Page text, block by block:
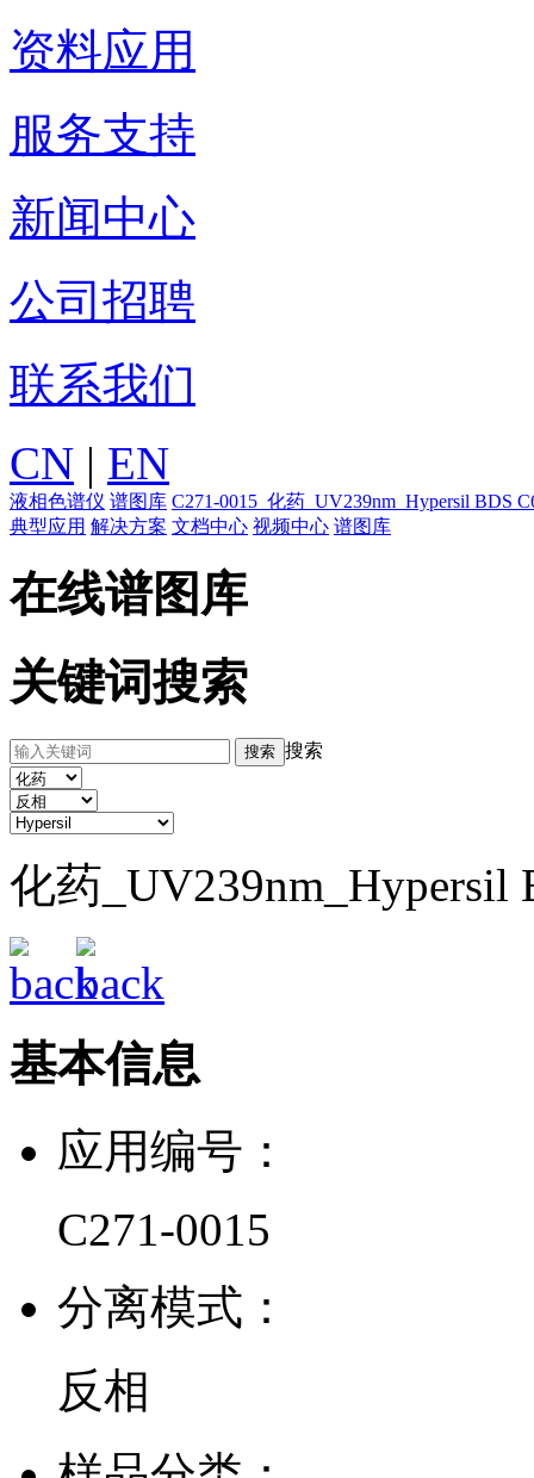
资料应用
服务支持
新闻中心
公司招聘
联系我们
CN | EN
液相色谱仪 谱图库 C271-0015_化药_UV239nm_Hypersil BDS
典型应用 解决方案 文档中心 视频中心 谱图库
在线谱图库
关键词搜索
搜索
化药_UV239nm_Hypersil
基本信息
应用编号：
C271-0015
分离模式：
反相